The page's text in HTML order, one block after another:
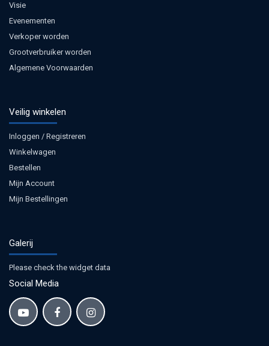
Visie
Evenementen
Verkoper worden
Grootverbruiker worden
Algemene Voorwaarden
Veilig winkelen
Inloggen / Registreren
Winkelwagen
Bestellen
Mijn Account
Mijn Bestellingen
Galerij
Please check the widget data
Social Media